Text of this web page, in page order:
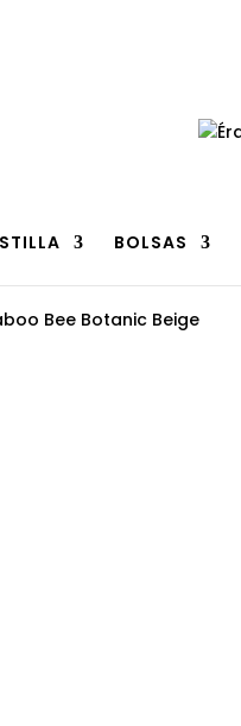
BOLSAS
Bee Botanic Beige